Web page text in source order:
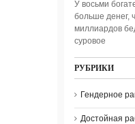
У восьми
больше денег,
миллиардов
суровое
РУБРИКИ
Гендерное
Достойная